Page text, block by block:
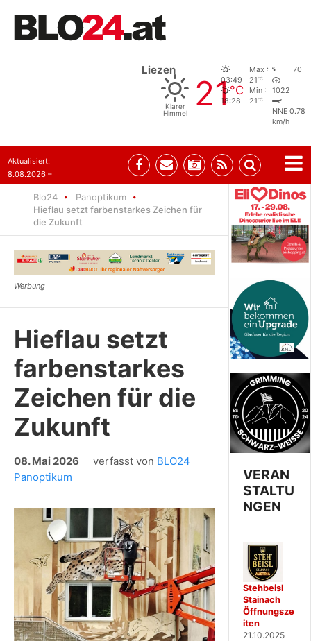
Liezen
Klarer
Himmel
21°C
03:49
18:28
Max :
21°C
Min :
21°C
70
1022
NNE 0.78
km/h
Aktualisiert:
8.08.2026 –
Blo24
Panoptikum
Hieflau setzt farbenstarkes Zeichen für
die Zukunft
Hieflau setzt
farbenstarkes
Zeichen für die
Zukunft
08. Mai 2026 verfasst von BLO24
Panoptikum
VERAN
STALTU
NGEN
Stehbeisl
Stainach
Öffnungsze
iten
21.10.2025